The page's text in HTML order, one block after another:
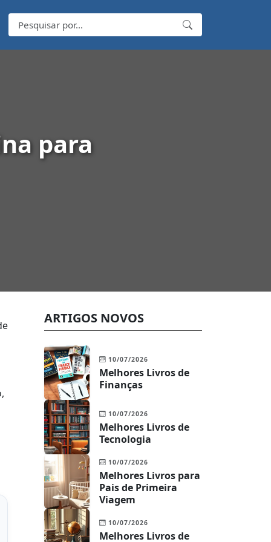
para
ARTIGOS NOVOS
10/07/2026
Melhores Livros de
Finanças
10/07/2026
Melhores Livros de
Tecnologia
10/07/2026
Melhores Livros para
Pais de Primeira
Viagem
10/07/2026
Melhores Livros de